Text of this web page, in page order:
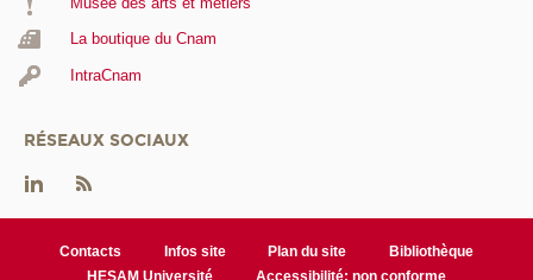
La boutique du Cnam
IntraCnam
RÉSEAUX SOCIAUX
Contacts Infos site Plan du site
Bibliothèque